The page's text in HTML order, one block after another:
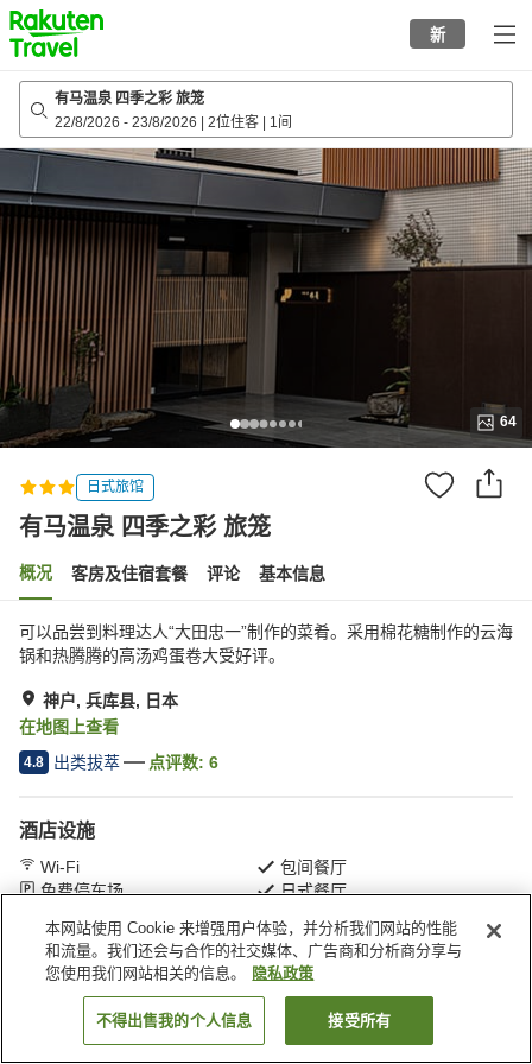
to
top
page
新
有马温泉 四季之彩 旅笼
22/8/2026 - 23/8/2026 2位住客 1间
64
日式旅馆
有马温泉 四季之彩 旅笼
概况 客房及住宿套餐 评论 基本信息
可以品尝到料理达人“大田忠一”制作的菜肴。采用棉花糖制作的云海
锅和热腾腾的高汤鸡蛋卷大受好评。
神户, 兵库县, 日本
在地图上查看
4.8 出类拔萃 点评数: 6
酒店设施
Wi-Fi
包间餐厅
免费停车场
日式餐厅
首页 日本 兵库县 神户 有马温泉 四季之彩 旅笼
搜索客房
本网站使用 Cookie 来增强用户体验，并分析我们网站的性能
和流量。我们还会与合作的社交媒体、广告商和分析商分享与
您使用我们网站相关的信息。
隐私政策
不得出售我的个人信息 接受所有